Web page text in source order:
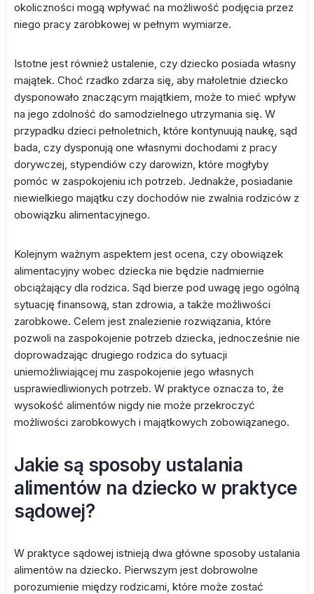
okoliczności mogą wpływać na możliwość podjęcia przez
niego pracy zarobkowej w pełnym wymiarze.
Istotne jest również ustalenie, czy dziecko posiada własny
majątek. Choć rzadko zdarza się, aby małoletnie dziecko
dysponowało znaczącym majątkiem, może to mieć wpływ
na jego zdolność do samodzielnego utrzymania się. W
przypadku dzieci pełnoletnich, które kontynuują naukę, sąd
bada, czy dysponują one własnymi dochodami z pracy
dorywczej, stypendiów czy darowizn, które mogłyby
pomóc w zaspokojeniu ich potrzeb. Jednakże, posiadanie
niewielkiego majątku czy dochodów nie zwalnia rodziców z
obowiązku alimentacyjnego.
Kolejnym ważnym aspektem jest ocena, czy obowiązek
alimentacyjny wobec dziecka nie będzie nadmiernie
obciążający dla rodzica. Sąd bierze pod uwagę jego ogólną
sytuację finansową, stan zdrowia, a także możliwości
zarobkowe. Celem jest znalezienie rozwiązania, które
pozwoli na zaspokojenie potrzeb dziecka, jednocześnie nie
doprowadzając drugiego rodzica do sytuacji
uniemożliwiającej mu zaspokojenie jego własnych
usprawiedliwionych potrzeb. W praktyce oznacza to, że
wysokość alimentów nigdy nie może przekroczyć
możliwości zarobkowych i majątkowych zobowiązanego.
Jakie są sposoby ustalania
alimentów na dziecko w praktyce
sądowej?
W praktyce sądowej istnieją dwa główne sposoby ustalania
alimentów na dziecko. Pierwszym jest dobrowolne
porozumienie między rodzicami, które może zostać